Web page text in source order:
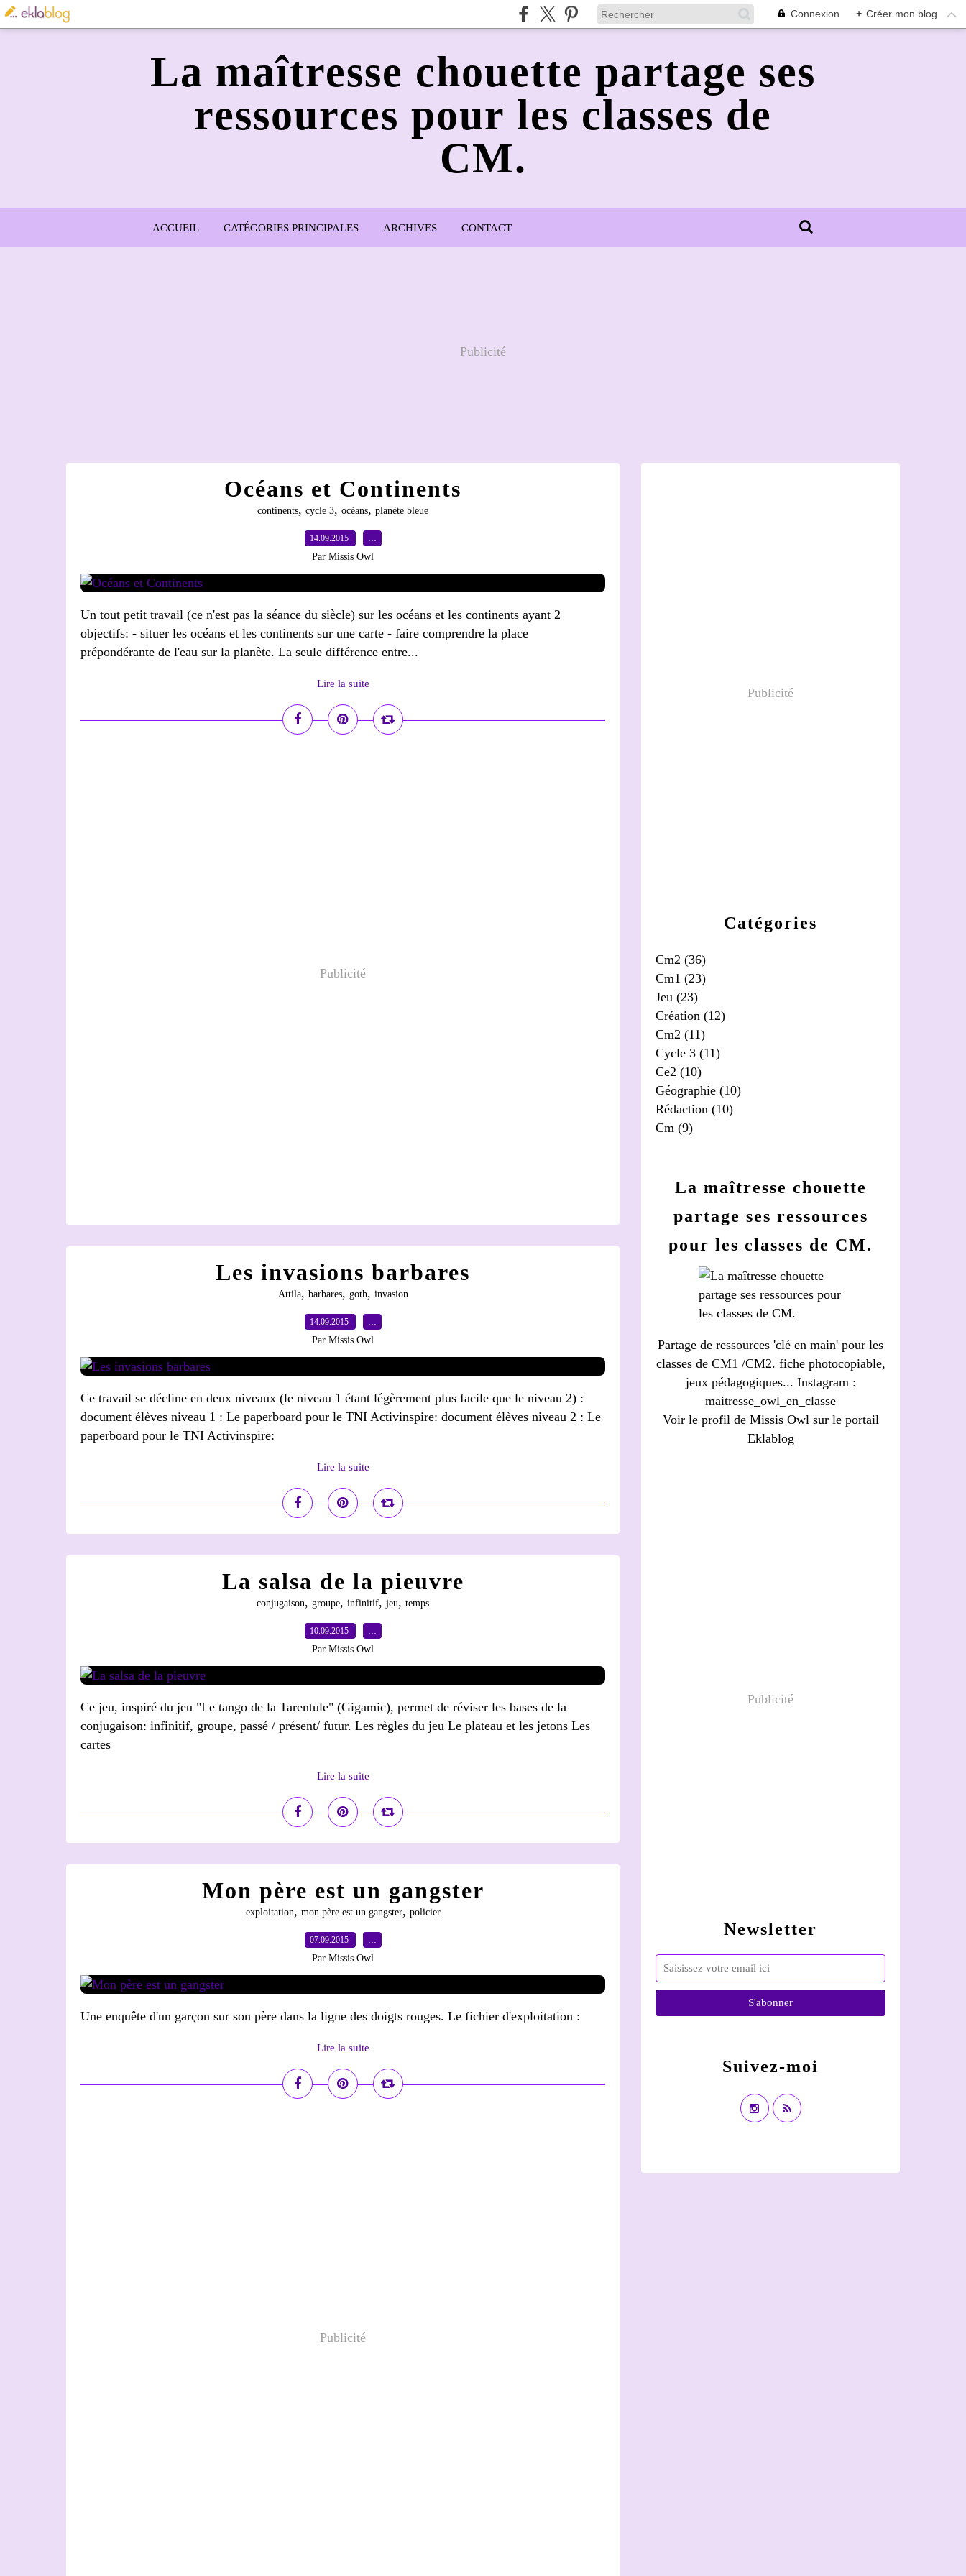
Connexion + Créer mon blog
La maîtresse chouette partage ses
ressources pour les classes de
CM.
ACCUEIL CATÉGORIES PRINCIPALES ARCHIVES CONTACT
Publicité
Océans et Continents
continents, cycle 3, océans, planète bleue
14.09.2015 …
Par Missis Owl
Un tout petit travail (ce n'est pas la séance du siècle) sur les océans et les continents ayant 2
objectifs: - situer les océans et les continents sur une carte - faire comprendre la place
prépondérante de l'eau sur la planète. La seule différence entre...
Lire la suite
Publicité
Les invasions barbares
Attila, barbares, goth, invasion
14.09.2015 …
Par Missis Owl
Ce travail se décline en deux niveaux (le niveau 1 étant légèrement plus facile que le niveau 2) :
document élèves niveau 1 : Le paperboard pour le TNI Activinspire: document élèves niveau 2 : Le
paperboard pour le TNI Activinspire:
Lire la suite
La salsa de la pieuvre
conjugaison, groupe, infinitif, jeu, temps
10.09.2015 …
Par Missis Owl
Ce jeu, inspiré du jeu "Le tango de la Tarentule" (Gigamic), permet de réviser les bases de la
conjugaison: infinitif, groupe, passé / présent/ futur. Les règles du jeu Le plateau et les jetons Les
cartes
Lire la suite
Mon père est un gangster
exploitation, mon père est un gangster, policier
07.09.2015 …
Par Missis Owl
Une enquête d'un garçon sur son père dans la ligne des doigts rouges. Le fichier d'exploitation :
Lire la suite
Publicité
Newsletter
Publicité
Catégories
Cm2 (36)
Cm1 (23)
Jeu (23)
Création (12)
Cm2 (11)
Cycle 3 (11)
Ce2 (10)
Géographie (10)
Rédaction (10)
Cm (9)
La maîtresse chouette
partage ses ressources
pour les classes de CM.
Partage de ressources 'clé en main' pour les
classes de CM1 /CM2. fiche photocopiable,
jeux pédagogiques... Instagram :
maitresse_owl_en_classe
Voir le profil de Missis Owlsur le portail
Eklablog
Suivez-moi
Publicité